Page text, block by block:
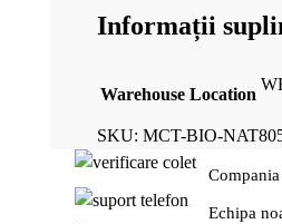
Informații
Warehouse Location
SKU: MCT-BIO-
Echipa